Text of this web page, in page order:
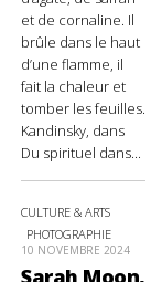
et de cornaline. Il
brûle dans le haut
d’une flamme, il
fait la chaleur et
tomber les feuilles.
Kandinsky, dans
Du spirituel dans...
CULTURE & ARTS
PHOTOGRAPHIE
10 NOVEMBRE 2024
Sarah Moon,